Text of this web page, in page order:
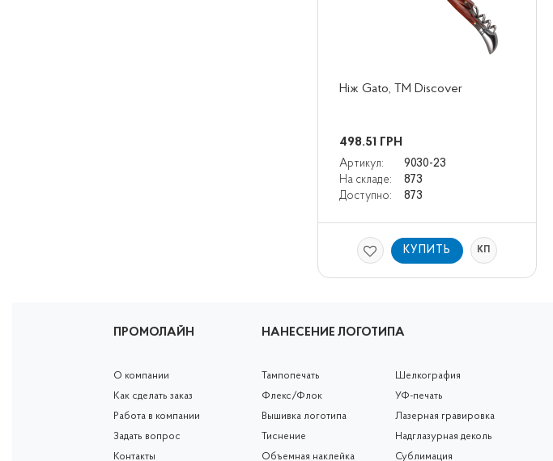
Ніж Gato, TM Discover
498.51 ГРН
Артикул:
9030-23
На складе:
873
Доступно:
873
КУПИТЬ КП
ПРОМОЛАЙН
О компании
Как сделать заказ
Работа в компании
Задать вопрос
Контакты
НАНЕСЕНИЕ ЛОГОТИПА
Тампопечать
Шелкография
Флекс/Флок
УФ-печать
Вышивка логотипа
Лазерная гравировка
Тиснение
Надглазурная деколь
Объемная наклейка
Сублимация